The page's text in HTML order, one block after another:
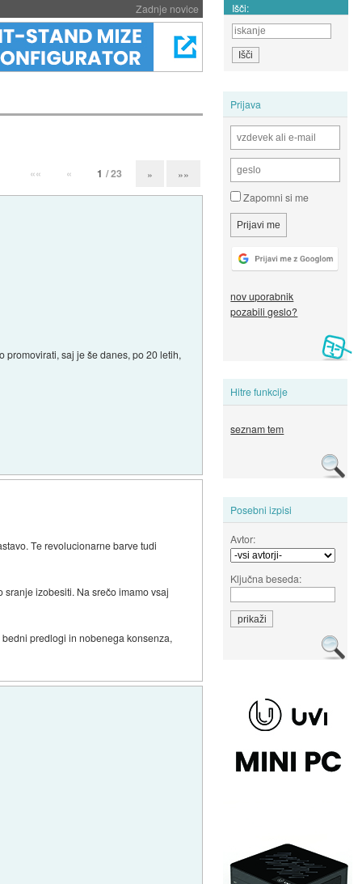
Zadnje novice Išči:
Prijava
Zapomni si me
nov uporabnik
pozabili geslo?
Hitre funkcije
seznam tem
Posebni izpisi
Avtor:
Ključna beseda:
«« « 1 / 23 » »»
promovirati, saj je še danes, po 20 letih,
Te revolucionarne barve tudi
izobesiti. Na srečo imamo vsaj
predlogi in nobenega konsenza,